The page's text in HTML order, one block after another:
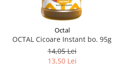
Octal
OCTAL Cicoare Instant bo. 95g
14,05 Lei
13,50 Lei